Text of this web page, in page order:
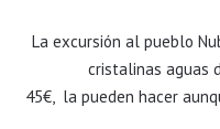
La excursión al pueblo
cristalinas aguas
45€, la pueden hacer